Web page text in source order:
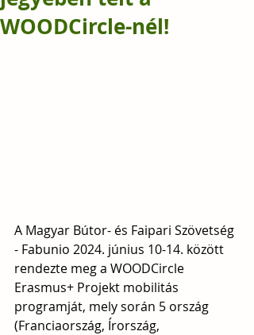
WOODCircle-nél!
A Magyar Bútor- és Faipari Szövetség
- Fabunio 2024. június 10-14. között
rendezte meg a WOODCircle
Erasmus+ Projekt mobilitás
programját, mely során 5 ország
(Franciaország, Írország,